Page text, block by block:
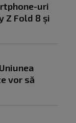
uri
Z Fold 8 și
vor să